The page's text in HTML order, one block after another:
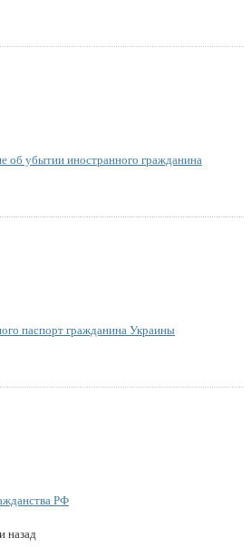
об убытии иностранного гражданина
паспорт гражданина Украины
РФ
назад